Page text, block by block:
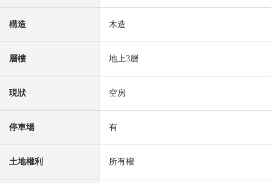
構造 木造
層樓 地上3層
現狀 空房
停車場 有
土地權利 所有權